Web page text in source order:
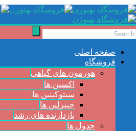
صفحه اصلی
فروشگاه
هورمون های گیاهی
اکسین ها
سیتوکینین ها
جیبرلین ها
بازدارنده های رشد
جدول ها